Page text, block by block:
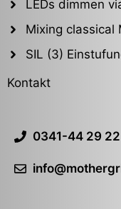
LEDs dimmen
Mixing classical
SIL (3)
Kontakt
0341-44 29